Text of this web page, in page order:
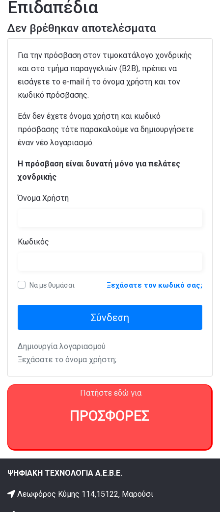
Επιδαπέδια
Δεν βρέθηκαν αποτελέσματα
Για την πρόσβαση στον τιμοκατάλογο χονδρικής
και στο τμήμα παραγγελιών (B2B), πρέπει να
εισάγετε το e-mail ή το όνομα χρήστη και τον
κωδικό πρόσβασης.
Εάν δεν έχετε όνομα χρήστη και κωδικό
πρόσβασης τότε παρακαλούμε να δημιουργήσετε
έναν νέο λογαριασμό.
Η πρόσβαση είναι δυνατή μόνο για πελάτες
χονδρικής
Όνομα Χρήστη
Κωδικός
Να με θυμάσαι Ξεχάσατε τον κωδικό σας;
Σύνδεση
Δημιουργία λογαριασμού
Ξεχάσατε το όνομα χρήστη;
Πατήστε εδώ για
ΠΡΟΣΦΟΡΕΣ
ΨΗΦΙΑΚΗ ΤΕΧΝΟΛΟΓΙΑ Α.Ε.Β.Ε.
Λεωφόρος Κύμης 114,15122, Μαρούσι